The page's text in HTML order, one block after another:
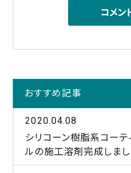
おすすめ記事
2020.04.08
シリコーン樹脂系コーテ
ルの施工溶剤完成しまし